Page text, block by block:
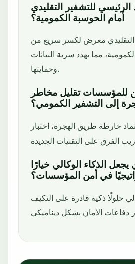
الرئيسي للتشفير التقليدي
أمام الحوسبة الكمومية؟
التقليدي معرض لكسر سريع من
مما يهدد سرية البيانات
وحمايتها.
للمؤسسات تقليل مخاطر
إلى التشفير الكمومي؟
خارطة طريق الهجرة، اختبار
يجعل الذكاء الوكالي خيارًا
في أمن المؤسسات؟
حلولًا ذكية قادرة على التكيف